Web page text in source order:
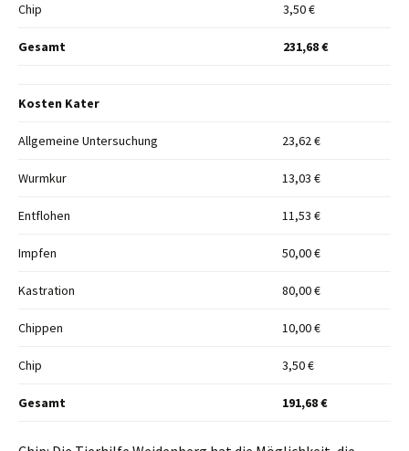
Chip 3,50 €
Gesamt 231,68 €
Kosten Kater
Allgemeine Untersuchung 23,62 €
Wurmkur 13,03 €
Entflohen 11,53 €
Impfen 50,00 €
Kastration 80,00 €
Chippen 10,00 €
Chip 3,50 €
Gesamt 191,68 €